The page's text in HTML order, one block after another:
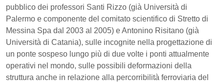
pubblico dei professori Santi Rizzo (già Università di
Palermo e componente del comitato scientifico di Stretto di
Messina Spa dal 2003 al 2005) e Antonino Risitano (già
Università di Catania), sulle incognite nella progettazione di
un ponte sospeso lungo più di due volte i ponti attualmente
operativi nel mondo, sulle possibili deformazioni della
struttura anche in relazione alla percorribilità ferroviaria del